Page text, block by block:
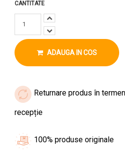
CANTITATE
ADAUGA IN COS
Returnare produs în
recepție
100% produse originale